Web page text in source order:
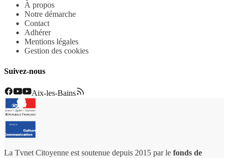
À propos
Notre démarche
Contact
Adhérer
Mentions légales
Gestion des cookies
Suivez-nous
Aix-les-Bains
La Tvnet Citoyenne est soutenue depuis 2015 par le fonds de